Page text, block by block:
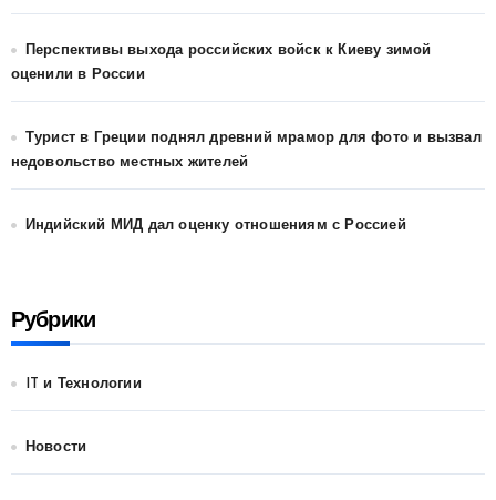
Перспективы выхода российских войск к Киеву зимой
оценили в России
Турист в Греции поднял древний мрамор для фото и вызвал
недовольство местных жителей
Индийский МИД дал оценку отношениям с Россией
Рубрики
IT и Технологии
Новости